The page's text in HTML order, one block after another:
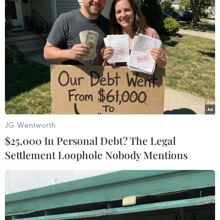
#Tăng trưởng kinh tế
Hưng Yên
Thái Bình
Australia
Hàn Quốc Libya Nhật Bản
Theo dõi VietnamPlus
TIN CÙNG CHUYÊN MỤC
VN-Index tăng hơn 3 điểm nhờ sức
bật nhóm dầu khí
07/08/2026 09:36
JG Wentworth
$25,000 In Personal Debt? The Legal
Settlement Loophole Nobody Mentions